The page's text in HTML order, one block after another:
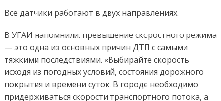
Все датчики работают в двух направлениях.
В УГАИ напомнили: превышение скоростного режима
— это одна из основных причин ДТП с самыми
тяжкими последствиями. «Выбирайте скорость
исходя из погодных условий, состояния дорожного
покрытия и времени суток. В городе необходимо
придерживаться скорости транспортного потока, а